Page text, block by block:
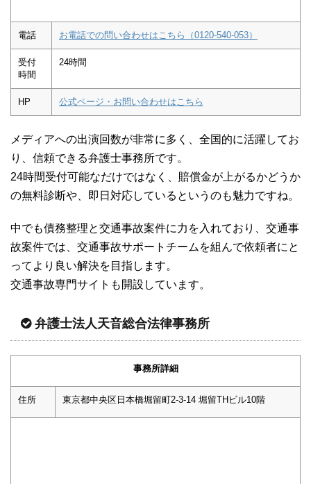
電話 お電話での問い合わせはこちら（0120-540-053）
受付
時間
24時間
HP 公式ページ・お問い合わせはこちら
メディアへの出演回数が非常に多く、全国的に活躍してお
り、信頼できる弁護士事務所です。
24時間受付可能なだけではなく、賠償金が上がるかどうか
の無料診断や、即日対応しているというのも魅力ですね。
中でも債務整理と交通事故案件に力を入れており、交通事
故案件では、交通事故サポートチームを組んで依頼者にと
ってより良い解決を目指します。
交通事故専門サイトも開設しています。
弁護士法人天音総合法律事務所
事務所詳細
住所 東京都中央区日本橋堀留町2-3-14 堀留THビル10階